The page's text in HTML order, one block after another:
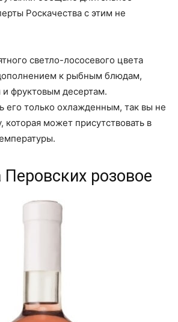
Роскачества с этим не
светло-лососевого цвета
к рыбным блюдам,
фруктовым десертам.
его только охлажденным, так вы не
которая может присутствовать в
Перовских розовое